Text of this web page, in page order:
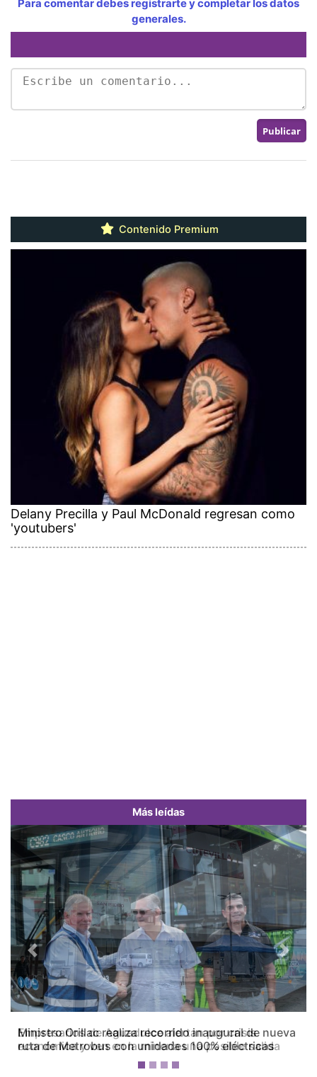
Para comentar debes registrarte y completar los datos
generales.
Contenido Premium
Delany Precilla y Paul McDonald regresan como
'youtubers'
Más leídas
Empresarios de Aguadulce alertan por crisis
económica y ven en la minería una posible salida
Previous Next